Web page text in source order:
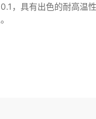
，具有出色的耐高温